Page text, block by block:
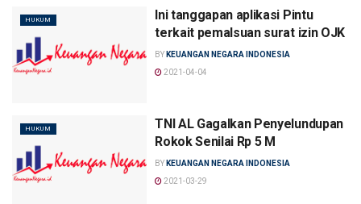
HUKUM
Ini tanggapan aplikasi Pintu
terkait pemalsuan surat izin OJK
BY KEUANGAN NEGARA INDONESIA
2021-04-04
HUKUM
TNI AL Gagalkan Penyelundupan
Rokok Senilai Rp 5 M
BY KEUANGAN NEGARA INDONESIA
2021-03-29